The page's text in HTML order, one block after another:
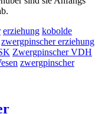
erziehung kobolde
zwergpinscher erziehung
Zwergpinscher VDH
zwergpinscher